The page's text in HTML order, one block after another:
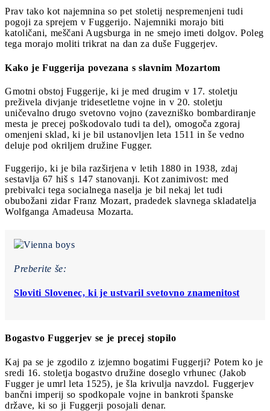
Prav tako kot najemnina so pet stoletij nespremenjeni tudi
pogoji za sprejem v Fuggerijo. Najemniki morajo biti
katoličani, meščani Augsburga in ne smejo imeti dolgov. Poleg
tega morajo moliti trikrat na dan za duše Fuggerjev.
Kako je Fuggerija povezana s slavnim Mozartom
Gmotni obstoj Fuggerije, ki je med drugim v 17. stoletju
preživela divjanje tridesetletne vojne in v 20. stoletju
uničevalno drugo svetovno vojno (zavezniško bombardiranje
mesta je precej poškodovalo tudi ta del), omogoča zgoraj
omenjeni sklad, ki je bil ustanovljen leta 1511 in še vedno
deluje pod okriljem družine Fugger.
Fuggerijo, ki je bila razširjena v letih 1880 in 1938, zdaj
sestavlja 67 hiš s 147 stanovanji. Kot zanimivost: med
prebivalci tega socialnega naselja je bil nekaj let tudi
obubožani zidar Franz Mozart, pradedek slavnega skladatelja
Wolfganga Amadeusa Mozarta.
Preberite še:
Sloviti Slovenec, ki je ustvaril svetovno znamenitost
Bogastvo Fuggerjev se je precej stopilo
Kaj pa se je zgodilo z izjemno bogatimi Fuggerji? Potem ko je
sredi 16. stoletja bogastvo družine doseglo vrhunec (Jakob
Fugger je umrl leta 1525), je šla krivulja navzdol. Fuggerjev
bančni imperij so spodkopale vojne in bankroti španske
države, ki so ji Fuggerji posojali denar.